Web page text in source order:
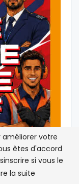
améliorer votre
êtes d'accord
si vous le
la suite